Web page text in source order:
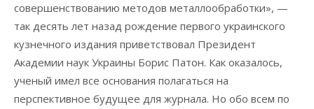
совершенствованию методов металлообработки», —
так десять лет назад рождение первого украинского
кузнечного издания приветствовал Президент
Академии наук Украины Борис Патон. Как оказалось,
ученый имел все основания полагаться на
перспективное будущее для журнала. Но обо всем по